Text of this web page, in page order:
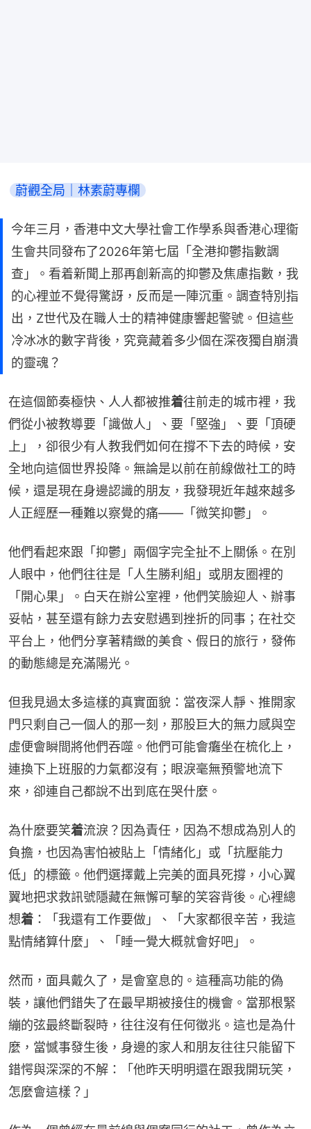
蔚觀全局｜林素蔚專欄
今年三月，香港中文大學社會工作學系與香港心理衞
生會共同發布了2026年第七屆「全港抑鬱指數調
查」。看着新聞上那再創新高的抑鬱及焦慮指數，我
的心裡並不覺得驚訝，反而是一陣沉重。調查特別指
出，Z世代及在職人士的精神健康響起警號。但這些
冷冰冰的數字背後，究竟藏着多少個在深夜獨自崩潰
的靈魂？
在這個節奏極快、人人都被推着往前走的城市裡，我
們從小被教導要「識做人」、要「堅強」、要「頂硬
上」，卻很少有人教我們如何在撐不下去的時候，安
全地向這個世界投降。無論是以前在前線做社工的時
候，還是現在身邊認識的朋友，我發現近年越來越多
人正經歷一種難以察覺的痛——「微笑抑鬱」。
他們看起來跟「抑鬱」兩個字完全扯不上關係。在別
人眼中，他們往往是「人生勝利組」或朋友圈裡的
「開心果」。白天在辦公室裡，他們笑臉迎人、辦事
妥帖，甚至還有餘力去安慰遇到挫折的同事；在社交
平台上，他們分享著精緻的美食、假日的旅行，發佈
的動態總是充滿陽光。
但我見過太多這樣的真實面貌：當夜深人靜、推開家
門只剩自己一個人的那一刻，那股巨大的無力感與空
虛便會瞬間將他們吞噬。他們可能會癱坐在梳化上，
連換下上班服的力氣都沒有；眼淚毫無預警地流下
來，卻連自己都說不出到底在哭什麼。
為什麼要笑着流淚？因為責任，因為不想成為別人的
負擔，也因為害怕被貼上「情緒化」或「抗壓能力
低」的標籤。他們選擇戴上完美的面具死撐，小心翼
翼地把求救訊號隱藏在無懈可擊的笑容背後。心裡總
想着 ：「我還有工作要做」、「大家都很辛苦，我這
點情緒算什麼」、「睡一覺大概就會好吧」。
然而，面具戴久了，是會窒息的。這種高功能的偽
裝，讓他們錯失了在最早期被接住的機會。當那根緊
繃的弦最終斷裂時，往往沒有任何徵兆。這也是為什
麼，當憾事發生後，身邊的家人和朋友往往只能留下
錯愕與深深的不解：「他昨天明明還在跟我開玩笑，
怎麼會這樣？」